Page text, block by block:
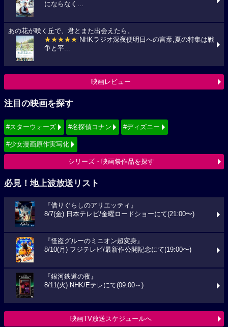
にならなく...
あの花が咲く丘で、君とまた出会えたら。
★★★★★ NHKラジオ深夜便明日への言葉,夏の特集は戦
争と平...
映画レビュー
注目の映画を探す
#スターウォーズ #名探偵コナン #ディズニー
#少女漫画原作実写化
シリーズ・映画祭作品を探す
必見！地上波放送リスト
『借りぐらしのアリエッティ』
8/7(金) 日本テレビ/金曜ロードショーにて(21:00〜)
『怪盗グルーのミニオン超変身』
8/10(月) フジテレビ/最新作公開記念にて(19:00〜)
『銀河鉄道の夜』
8/11(火) NHK/Eテレにて(09:00～)
映画TV放送スケジュールへ